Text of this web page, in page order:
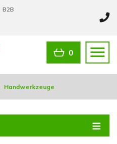
B2B
0
Handwerkzeuge